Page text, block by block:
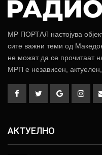
МР ПОРТАЛ настојува
сите важни теми од
не можат да се прочитаат
МРП е независен, актуелен,
АКТУЕЛНО